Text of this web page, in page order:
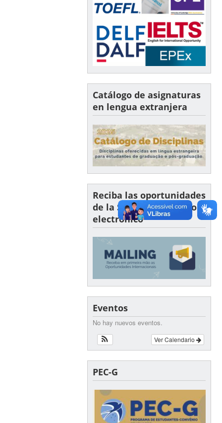
Catálogo de asignaturas
en lengua extranjera
Reciba las oportunidades
de la SINTER por correo
electrónico
Eventos
No hay nuevos eventos.
Ver Calendario
PEC-G